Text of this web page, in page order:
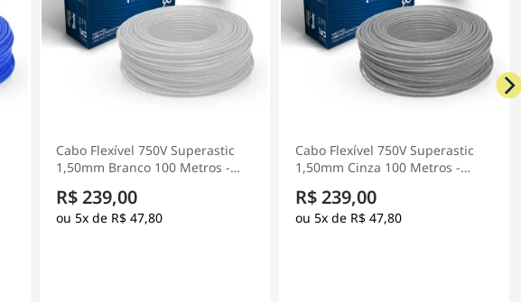
Cabo Flexível 750V Superastic
1,50mm Branco 100 Metros -
R$ 239,00
5x de R$ 47,80
Cabo Flexível 750V Superastic
1,50mm Cinza 100 Metros -
R$ 239,00
5x de R$ 47,80